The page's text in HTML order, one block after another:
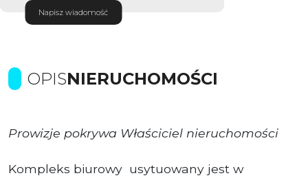
Napisz wiadomość
OPISNIERUCHOMOŚCI
Prowizje pokrywa Właściciel nieruchomości
Kompleks biurowy usytuowany jest w